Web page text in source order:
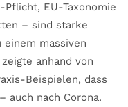
EU-Taxonomie
– sind starke
einem massiven
anhand von
Beispielen, dass
auch nach Corona.